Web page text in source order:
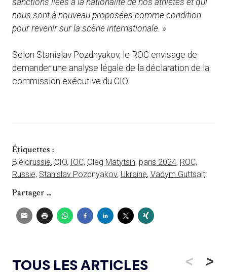
sanctions liées à la nationalité de nos athlètes et qui
nous sont à nouveau proposées comme condition
pour revenir sur la scène internationale. »
Selon Stanislav Pozdnyakov, le ROC envisage de
demander une analyse légale de la déclaration de la
commission exécutive du CIO.
Étiquettes :
Biélorussie, CIO, IOC, Oleg Matytsin, paris 2024, ROC,
Russie, Stanislav Pozdnyakov, Ukraine, Vadym Guttsait
Partager ...
TOUS LES ARTICLES < >